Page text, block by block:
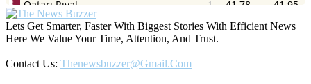
Lets Get Smarter, Faster With Biggest Stories With Efficient News
Here We Value Your Time, Attention, And Trust.
Contact Us: Thenewsbuzzer@gmail.com